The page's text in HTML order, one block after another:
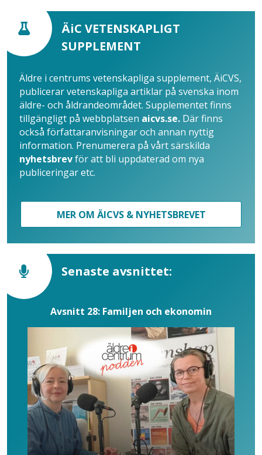
ÄiC VETENSKAPLIGT
SUPPLEMENT
Äldre i centrums vetenskapliga supplement, ÄiCVS,
publicerar vetenskapliga artiklar på svenska inom
äldre- och åldrandeområdet. Supplementet finns
tillgängligt på webbplatsen aicvs.se. Där finns
också författaranvisningar och annan nyttig
information. Prenumerera på vårt särskilda
nyhetsbrevför att bli uppdaterad om nya
publiceringar etc.
MER OM ÄICVS & NYHETSBREVET
Senaste avsnittet:
Avsnitt 28: Familjen och ekonomin